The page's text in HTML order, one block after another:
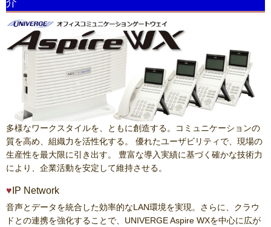
介
多様なワークスタイルを、ともに創造する。コミュニケーションの
質を高め、組織力を活性化する。 優れたユーザビリティで、現場の
生産性を最大限に引き出す。 豊富な導入実績に基づく確かな技術力
により、企業活動を安定して維持させる。
IP Network
音声とデータを統合した効率的なLAN環境を実現。さらに、クラウ
ドとの連携を強化することで、UNIVERGE Aspire WXを中心に広が